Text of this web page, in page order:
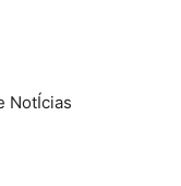
NotÍcias